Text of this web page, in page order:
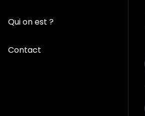
Qui on est ?
Contact